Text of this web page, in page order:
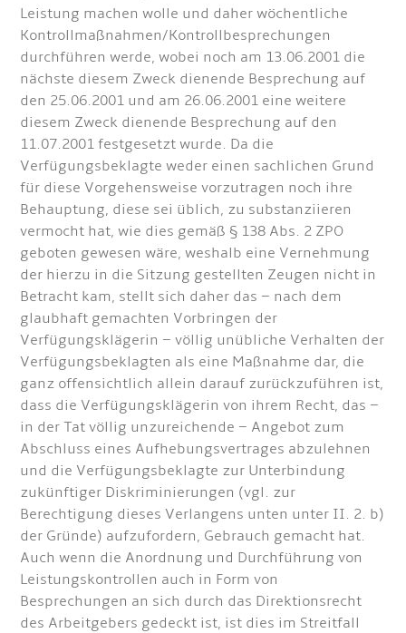
Leistung machen wolle und daher wöchentliche
Kontrollmaßnahmen/Kontrollbesprechungen
durchführen werde, wobei noch am 13.06.2001 die
nächste diesem Zweck dienende Besprechung auf
den 25.06.2001 und am 26.06.2001 eine weitere
diesem Zweck dienende Besprechung auf den
11.07.2001 festgesetzt wurde. Da die
Verfügungsbeklagte weder einen sachlichen Grund
für diese Vorgehensweise vorzutragen noch ihre
Behauptung, diese sei üblich, zu substanziieren
vermocht hat, wie dies gemäß § 138 Abs. 2 ZPO
geboten gewesen wäre, weshalb eine Vernehmung
der hierzu in die Sitzung gestellten Zeugen nicht in
Betracht kam, stellt sich daher das – nach dem
glaubhaft gemachten Vorbringen der
Verfügungsklägerin – völlig unübliche Verhalten der
Verfügungsbeklagten als eine Maßnahme dar, die
ganz offensichtlich allein darauf zurückzuführen ist,
dass die Verfügungsklägerin von ihrem Recht, das –
in der Tat völlig unzureichende – Angebot zum
Abschluss eines Aufhebungsvertrages abzulehnen
und die Verfügungsbeklagte zur Unterbindung
zukünftiger Diskriminierungen (vgl. zur
Berechtigung dieses Verlangens unten unter II. 2. b)
der Gründe) aufzufordern, Gebrauch gemacht hat.
Auch wenn die Anordnung und Durchführung von
Leistungskontrollen auch in Form von
Besprechungen an sich durch das Direktionsrecht
des Arbeitgebers gedeckt ist, ist dies im Streitfall